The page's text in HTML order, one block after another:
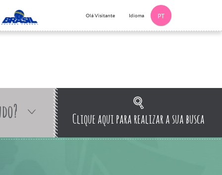
Olá Visitante Idioma PT
Clique aqui para realizar a sua busca